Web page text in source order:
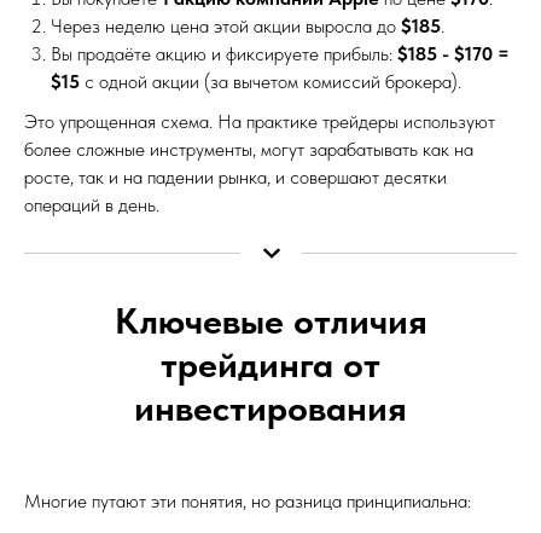
Через неделю цена этой акции выросла до $185
Вы продаёте акцию и фиксируете прибыль: $185 - $170 =
$15 с одной акции (за вычетом комиссий брокера).
Это упрощенная схема. На практике трейдеры используют
более сложные инструменты, могут зарабатывать как на
росте, так и на падении рынка, и совершают десятки
операций в день.
Ключевые отличия
трейдинга от
инвестирования
Многие путают эти понятия, но разница принципиальна: